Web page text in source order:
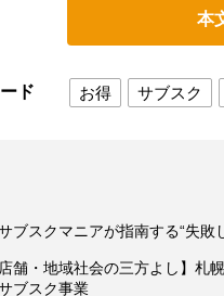
本
ド お得 サブスク
サブスクマニアが指南する“失
店舗・地域社会の三方よし】札
ブスク事業